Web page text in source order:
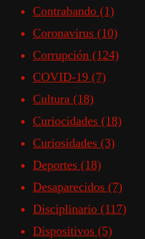
Contrabando (1)
Coronavirus (10)
Corrupción (124)
COVID-19 (7)
Cultura (18)
Curiocidades (18)
Curiosidades (3)
Deportes (18)
Desaparecidos (7)
Disciplinario (117)
Dispositivos (5)